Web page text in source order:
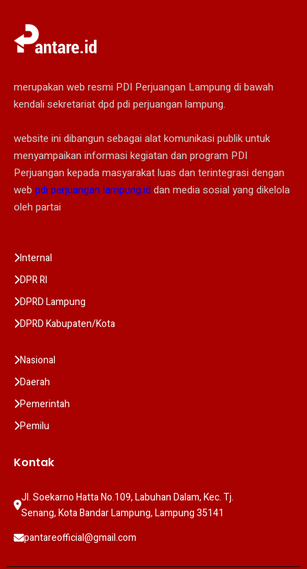
merupakan web resmi PDI Perjuangan Lampung di bawah
kendali sekretariat dpd pdi perjuangan lampung.
website ini dibangun sebagai alat komunikasi publik untuk
menyampaikan informasi kegiatan dan program PDI
Perjuangan kepada masyarakat luas dan terintegrasi dengan
web pdi perjuangan lampung.id dan media sosial yang dikelola
oleh partai
Internal
DPR RI
DPRD Lampung
DPRD Kabupaten/Kota
Nasional
Daerah
Pemerintah
Pemilu
Kontak
Jl. Soekarno Hatta No.109, Labuhan Dalam, Kec. Tj.
Senang, Kota Bandar Lampung, Lampung 35141
pantareofficial@gmail.com